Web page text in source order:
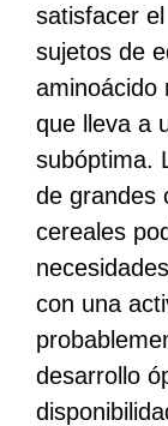
satisfacer
sujetos de
aminoácido
que lleva a
subóptima.
de grandes
cereales
con una
desarrollo